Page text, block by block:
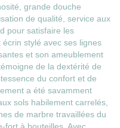
grande douche
de qualité, service aux
pour satisfaire les
stylé avec ses lignes
et son ameublement
de la dextérité de
du confort et de
a été savamment
sols habilement carrelés,
de marbre travaillées du